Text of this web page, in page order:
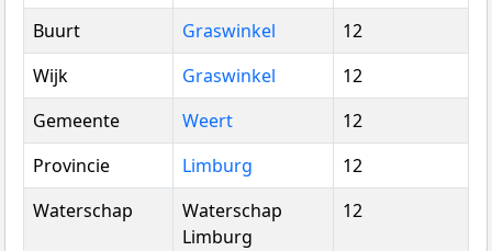
Buurt
Graswinkel
12
Wijk
Graswinkel
12
Gemeente
Weert
12
Provincie
Limburg
12
Waterschap
Waterschap
Limburg
12